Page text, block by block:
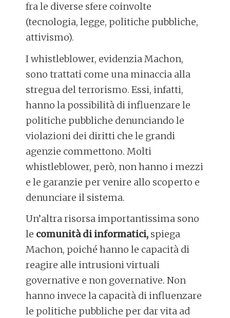
fra le diverse sfere coinvolte
(tecnologia, legge, politiche pubbliche,
attivismo).
I whistleblower, evidenzia Machon,
sono trattati come una minaccia alla
stregua del terrorismo. Essi, infatti,
hanno la possibilità di influenzare le
politiche pubbliche denunciando le
violazioni dei diritti che le grandi
agenzie commettono. Molti
whistleblower, però, non hanno i mezzi
e le garanzie per venire allo scoperto e
denunciare il sistema.
Un’altra risorsa importantissima sono
le comunità di informatici, spiega
Machon, poiché hanno le capacità di
reagire alle intrusioni virtuali
governative e non governative. Non
hanno invece la capacità di influenzare
le politiche pubbliche per dar vita ad